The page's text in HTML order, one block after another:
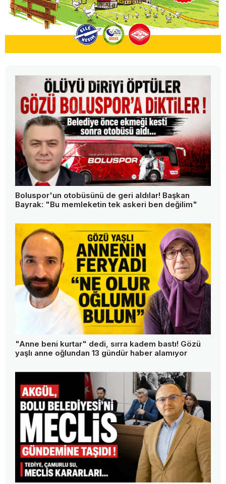
Boluspor'un otobüsünü de geri aldılar! Başkan
Bayrak: "Bu memleketin tek askeri ben değilim"
"Anne beni kurtar" dedi, sırra kadem bastı! Gözü
yaşlı anne oğlundan 13 gündür haber alamıyor